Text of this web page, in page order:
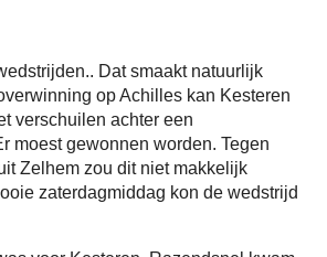
Dat smaakt natuurlijk
op Achilles kan Kesteren
verschuilen achter een
moest gewonnen worden. Tegen
Zelhem zou dit niet makkelijk
zaterdagmiddag kon de wedstrijd